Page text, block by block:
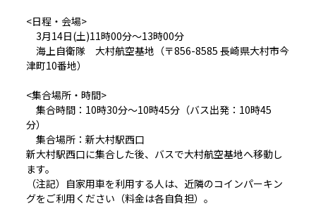
<日程・会場>
3月14日(土)11時00分～13時00分
海上自衛隊 大村航空基地（〒856-8585 長崎県大村市今
津町10番地）
<集合場所・時間>
集合時間：10時30分～10時45分（バス出発：10時45
分）
集合場所：新大村駅西口
新大村駅西口に集合した後、バスで大村航空基地へ移動し
ます。
（注記）自家用車を利用する人は、近隣のコインパーキン
グをご利用ください（料金は各自負担）。